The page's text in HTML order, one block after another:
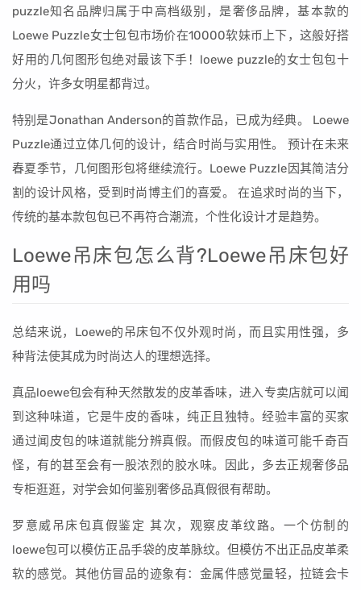
puzzle知名品牌归属于中高档级别，是奢侈品牌，基本款的
Loewe Puzzle女士包包市场价在10000软妹币上下，这般好搭
好用的几何图形包绝对最该下手！loewe puzzle的女士包包十
分火，许多女明星都背过。
特别是Jonathan Anderson的首款作品，已成为经典。 Loewe
Puzzle通过立体几何的设计，结合时尚与实用性。 预计在未来
春夏季节，几何图形包将继续流行。Loewe Puzzle因其简洁分
割的设计风格，受到时尚博主们的喜爱。 在追求时尚的当下，
传统的基本款包包已不再符合潮流，个性化设计才是趋势。
Loewe吊床包怎么背?Loewe吊床包好
用吗
总结来说，Loewe的吊床包不仅外观时尚，而且实用性强，多
种背法使其成为时尚达人的理想选择。
真品loewe包会有种天然散发的皮革香味，进入专卖店就可以闻
到这种味道，它是牛皮的香味，纯正且独特。经验丰富的买家
通过闻皮包的味道就能分辨真假。而假皮包的味道可能千奇百
怪，有的甚至会有一股浓烈的胶水味。因此，多去正规奢侈品
专柜逛逛，对学会如何鉴别奢侈品真假很有帮助。
罗意威吊床包真假鉴定 其次，观察皮革纹路。一个仿制的
loewe包可以模仿正品手袋的皮革脉纹。但模仿不出正品皮革柔
软的感觉。其他仿冒品的迹象有：金属件感觉量轻，拉链会卡